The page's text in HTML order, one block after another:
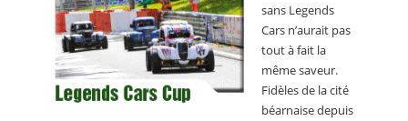
sans Legends
Cars n’aurait pas
tout à fait la
même saveur.
Fidèles de la cité
béarnaise depuis